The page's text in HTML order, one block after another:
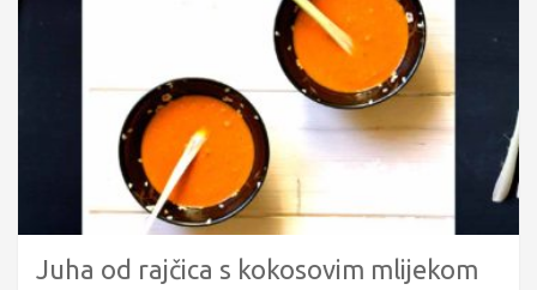
Juha od rajčica s kokosovim mlijekom